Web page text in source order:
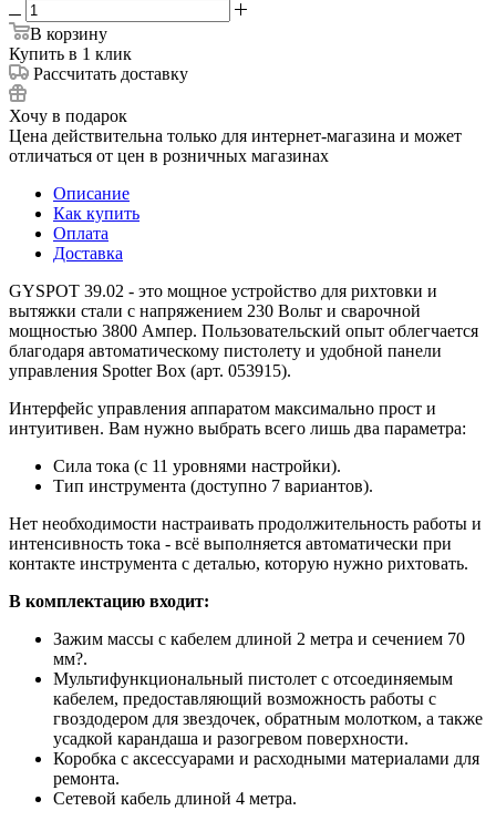
В корзину
Купить в 1 клик
Рассчитать доставку
Хочу в подарок
Цена действительна только для интернет-магазина и может
отличаться от цен в розничных магазинах
Описание
Как купить
Оплата
Доставка
GYSPOT 39.02 - это мощное устройство для рихтовки и
вытяжки стали с напряжением 230 Вольт и сварочной
мощностью 3800 Ампер. Пользовательский опыт облегчается
благодаря автоматическому пистолету и удобной панели
управления Spotter Box (арт. 053915).
Интерфейс управления аппаратом максимально прост и
интуитивен. Вам нужно выбрать всего лишь два параметра:
Сила тока (с 11 уровнями настройки).
Тип инструмента (доступно 7 вариантов).
Нет необходимости настраивать продолжительность работы и
интенсивность тока - всё выполняется автоматически при
контакте инструмента с деталью, которую нужно рихтовать.
В комплектацию входит:
Зажим массы с кабелем длиной 2 метра и сечением 70
мм?.
Мультифункциональный пистолет с отсоединяемым
кабелем, предоставляющий возможность работы с
гвоздодером для звездочек, обратным молотком, а также
усадкой карандаша и разогревом поверхности.
Коробка с аксессуарами и расходными материалами для
ремонта.
Сетевой кабель длиной 4 метра.